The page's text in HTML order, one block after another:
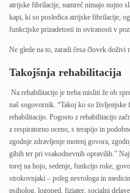
atrijske fibrilacije, namreč nimajo nujno
kapi, ki so posledica atrijske fibrilacije,
funkcijske prizadetosti in oviranosti v
Ne glede na to, zaradi česa človek doživi
Takojšnja rehabilitacija
Na rehabilitacijo je treba misliti že ob
naš sogovornik. “Takoj ko so življenjske
rehabilitacijo. Pogosto z rehabilitacijo
z respiratorno oceno, s terapijo in
zgodnje zdravljenje motenj govora,
gibih ter pri vsakodnevnih opravilih.”
torej na hojo, sedenje, funkcijo roke,
strokovnjaki – poleg nevrologa in
psiholog, logoped, fiziater, socialni